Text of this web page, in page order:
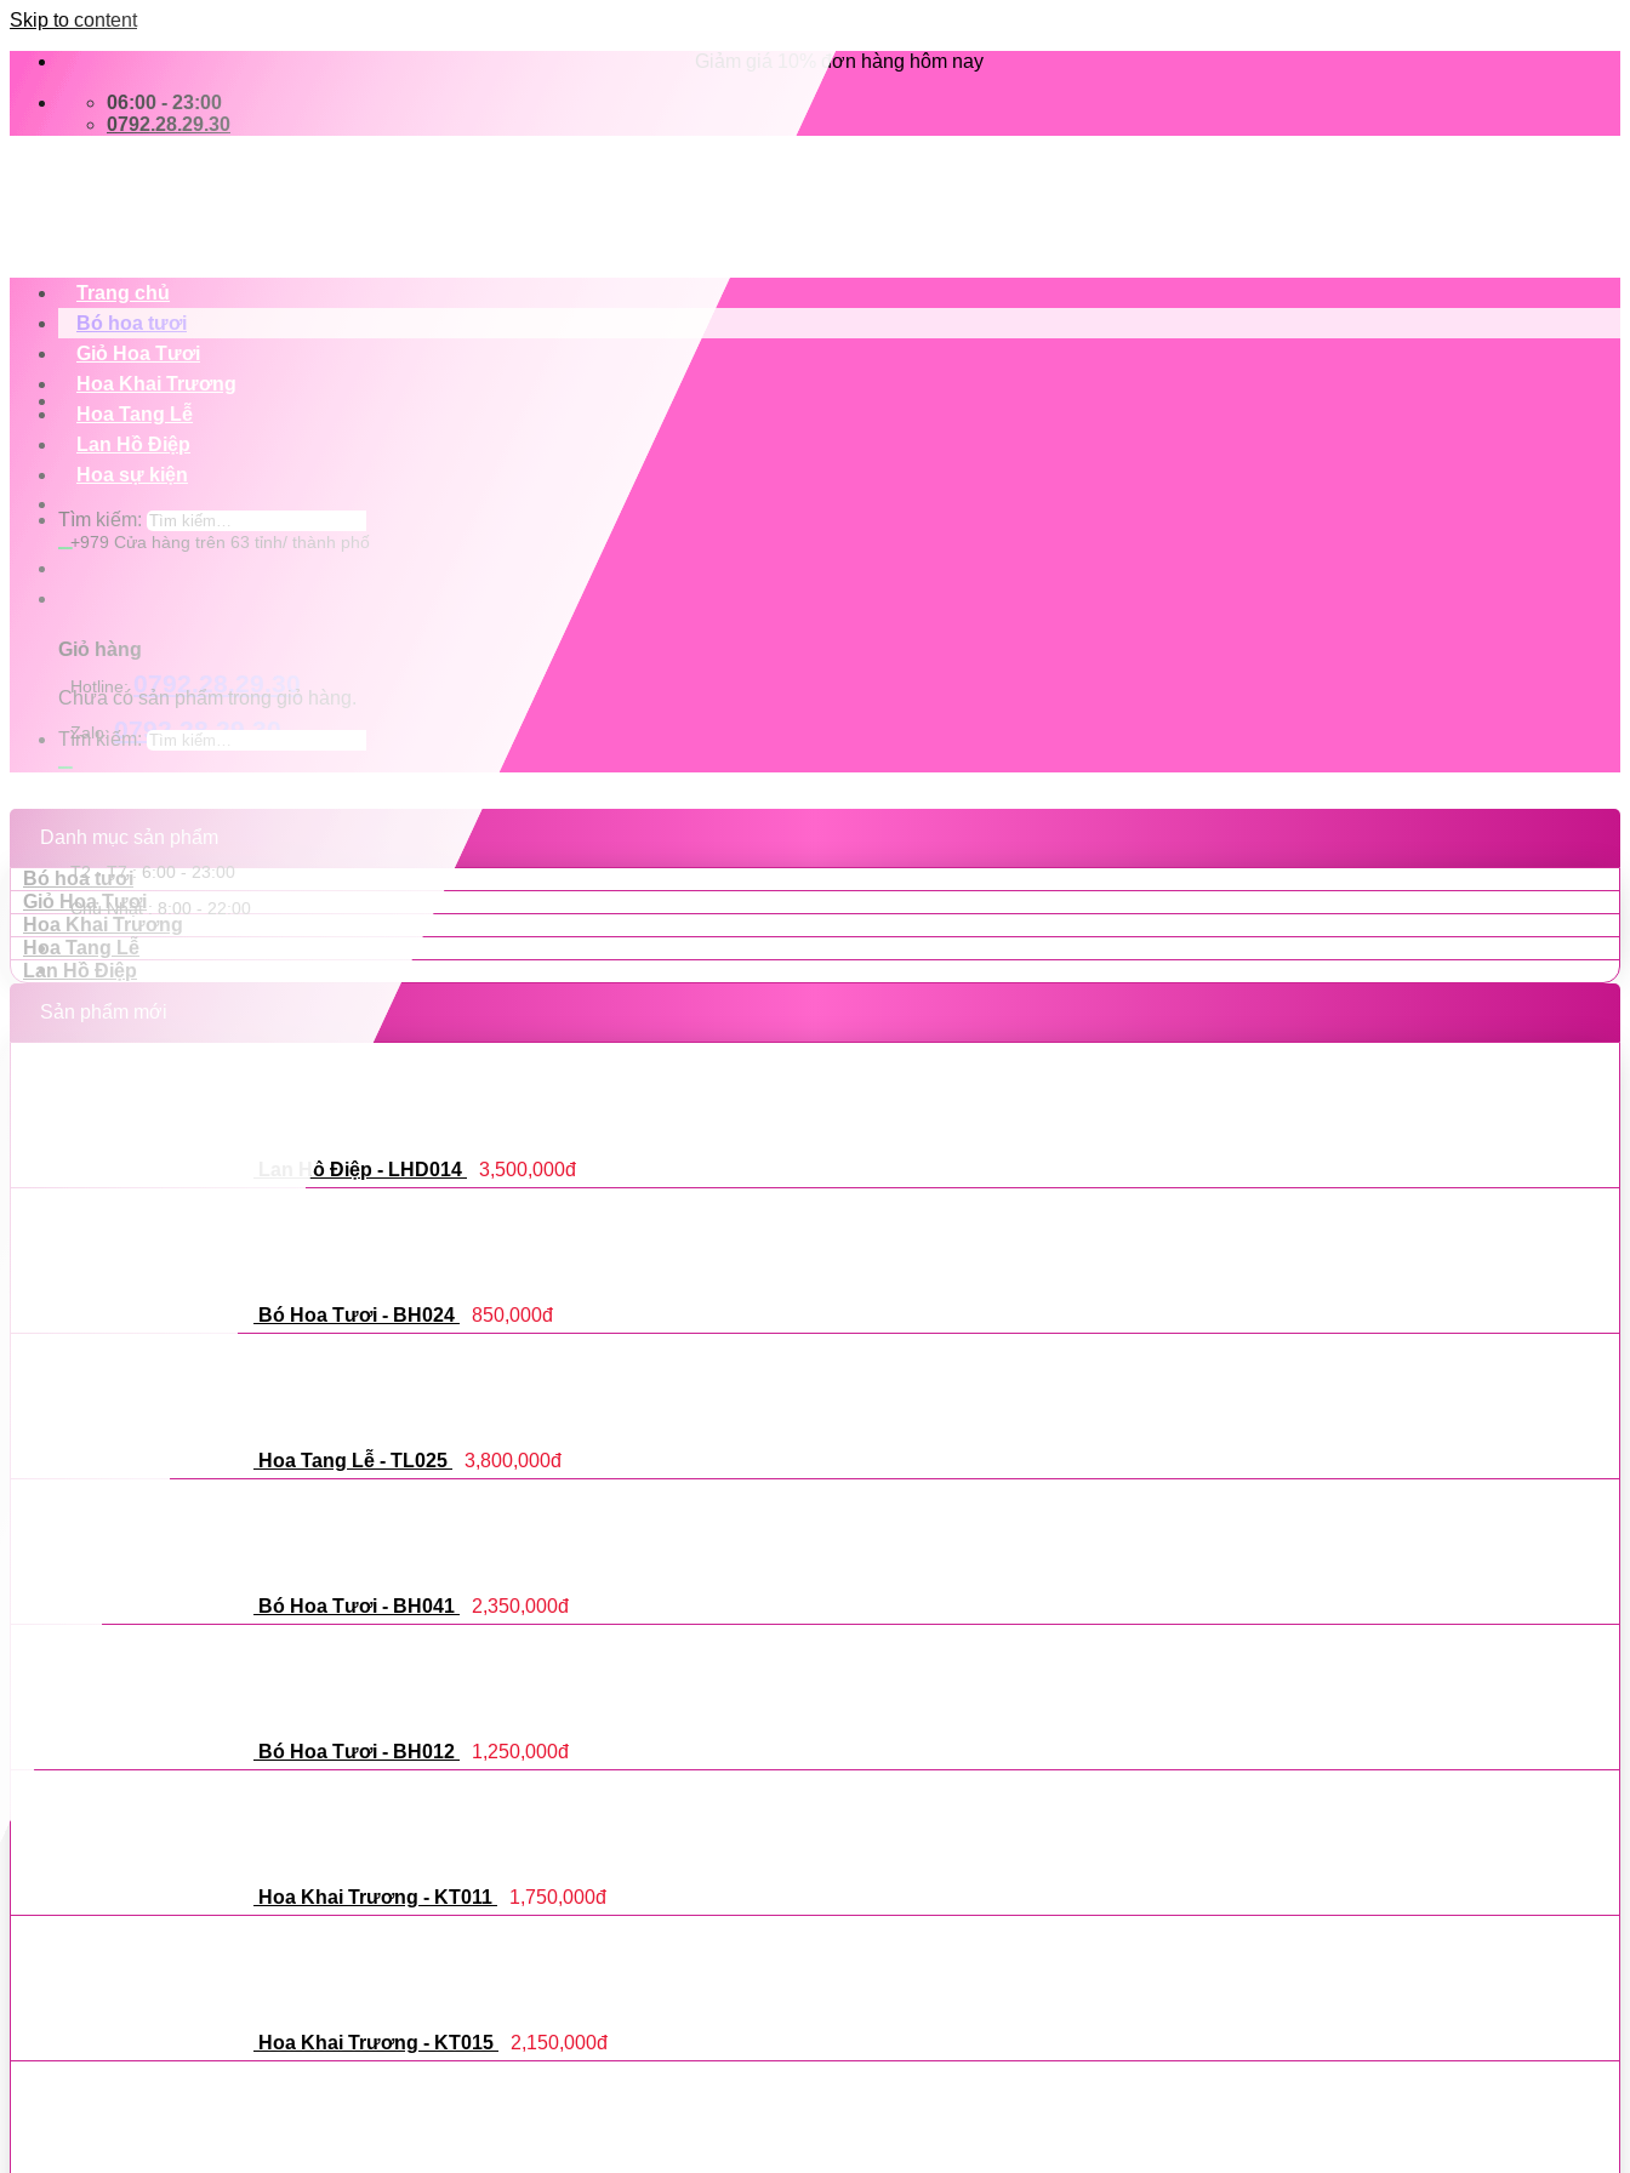
Skip to content
Giảm giá 10% đơn hàng hôm nay
06:00 - 23:00
0792.28.29.30
+979 Cửa hàng trên 63 tỉnh/ thành phố
Hotline:0792.28.29.30
Zalo:0792.28.29.30
T2 - T7 : 6:00 - 23:00
Chủ Nhật : 8:00 - 22:00
Trang chủ
Bó hoa tươi
Giỏ Hoa Tươi
Hoa Khai Trương
Hoa Tang Lễ
Lan Hồ Điệp
Hoa sự kiện
Tìm kiếm:
Giỏ hàng
Chưa có sản phẩm trong giỏ hàng.
Tìm kiếm:
Danh mục sản phẩm
Bó hoa tươi
Giỏ Hoa Tươi
Hoa Khai Trương
Hoa Tang Lễ
Lan Hồ Điệp
Sản phẩm mới
Lan Hồ Điệp - LHD014 3,500,000đ
Bó Hoa Tươi - BH024 850,000đ
Hoa Tang Lễ - TL025 3,800,000đ
Bó Hoa Tươi - BH041 2,350,000đ
Bó Hoa Tươi - BH012 1,250,000đ
Hoa Khai Trương - KT011 1,750,000đ
Hoa Khai Trương - KT015 2,150,000đ